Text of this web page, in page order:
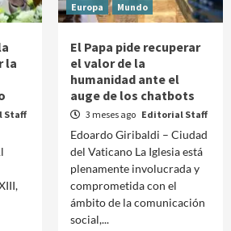
la
Staff
Europa Mundo
El Papa pide recuperar
el valor de la
humanidad ante el
auge de los chatbots
3 meses ago Editorial Staff
Edoardo Giribaldi – Ciudad
del Vaticano La Iglesia está
plenamente involucrada y
comprometida con el
ámbito de la comunicación
social,...